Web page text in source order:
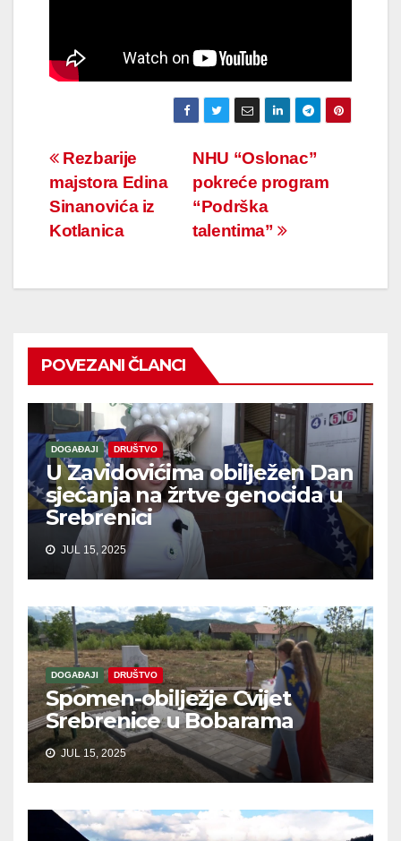
Navigacija
članaka
NHU “Oslonac”
pokreće program
“Podrška
talentima”
Rezbarije
majstora Edina
Sinanovića iz
Kotlanica
POVEZANI ČLANCI
DOGAĐAJI DRUŠTVO
U Zavidovićima obilježen Dan
sjećanja na žrtve genocida u
Srebrenici
JUL 15, 2025
DOGAĐAJI DRUŠTVO
Spomen-obilježje Cvijet
Srebrenice u Bobarama
JUL 15, 2025